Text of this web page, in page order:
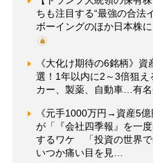
ちも注目する“最強の合法
ボーイングのほか日本株
《大化け期待の6銘柄》
選！1年以内に2～3倍狙
カー、製薬、自動車…有名
《元手1000万円→資産5
が「『会社四季報』を一
するワケ 「投資の世界で
いつか痛い目を見…